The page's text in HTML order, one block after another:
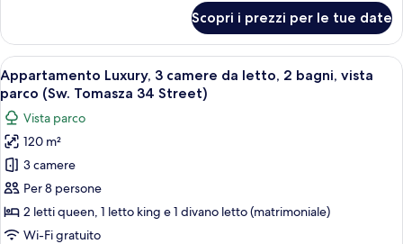
Slawkowska
30
Street
Studio,
Balcony,
Non-
smoking
-
Slawkowska
30
Street
Scopri i prezzi per le tue date
Apri
tutte
le
foto
per
Appartamento
Luxury,
3
camere
Un'area pranzo moderna con un
50
Appartamento Luxury, 3 camere da letto, 2 bagni, vista
parco (Sw. Tomasza 34 Street)
Vista parco
120 m²
3 camere
Per 8 persone
2 letti queen, 1 letto king e 1 divano letto (matrimoniale)
Wi-Fi gratuito